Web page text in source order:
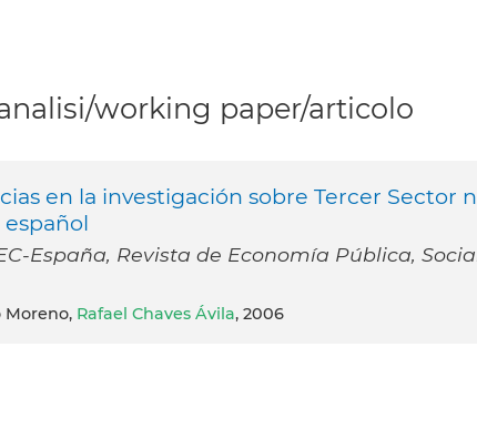
working paper/articolo
en la investigación sobre Tercer Sector
España, Revista de Economía Pública,
Moreno, Rafael Chaves Ávila, 2006